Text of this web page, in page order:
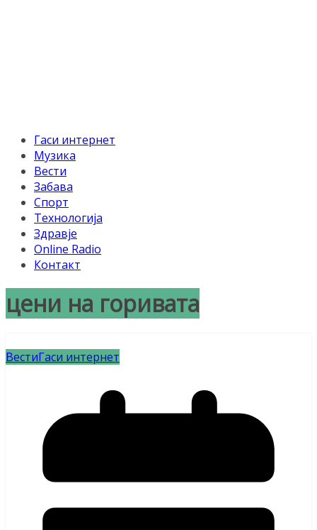
Гаси интернет
Музика
Вести
Забава
Спорт
Технологија
Здравје
Online Radio
Контакт
цени на горивата
ВестиГаси интернет